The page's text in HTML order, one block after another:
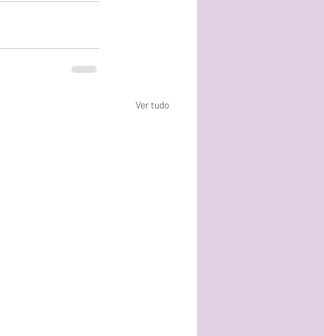
Ver tudo